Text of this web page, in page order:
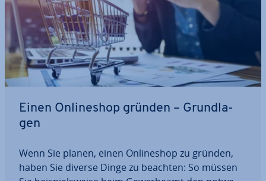
Einen On­line­shop gründen – Grund­la­
gen
Wenn Sie planen, einen On­line­shop zu gründen,
haben Sie diverse Dinge zu beachten: So müssen